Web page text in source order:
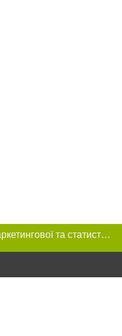
Цей сайт використовує «cookies». Також веб-сайт використовує інтернет-сервіс для збору технічних даних стосовно відвідувачів з метою отримання маркетингової та статистичної інформації. Умови обробки даних відвідувачів сайту див.